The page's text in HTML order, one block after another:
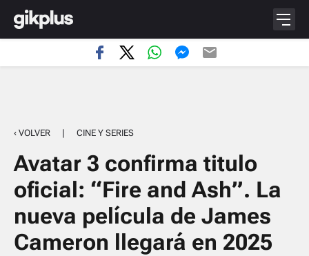
‹ VOLVER | CINE Y SERIES
Avatar 3 confirma titulo
oficial: “Fire and Ash”. La
nueva película de James
Cameron llegará en 2025